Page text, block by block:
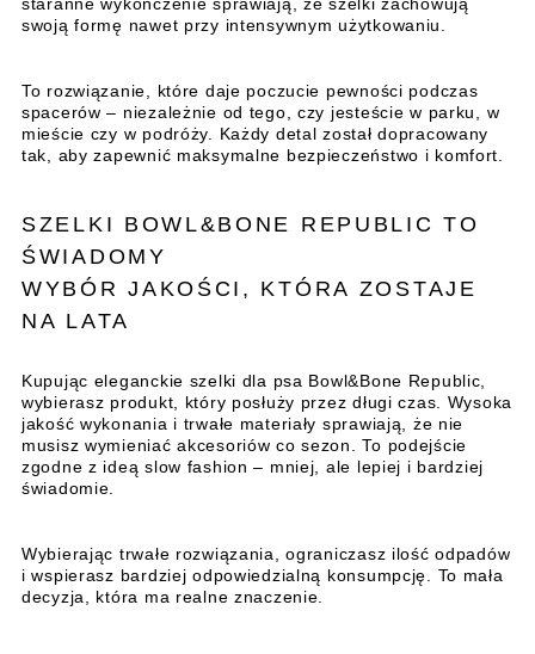
swoją formę nawet przy intensywnym użytkowaniu.
To rozwiązanie, które daje poczucie pewności podczas
spacerów – niezależnie od tego, czy jesteście w parku, w
mieście czy w podróży. Każdy detal został dopracowany
tak, aby zapewnić maksymalne bezpieczeństwo i komfort.
SZELKI BOWL&BONE REPUBLIC TO
ŚWIADOMY
WYBÓR JAKOŚCI, KTÓRA ZOSTAJE
NA LATA
Kupując eleganckie szelki dla psa Bowl&Bone Republic,
wybierasz produkt, który posłuży przez długi czas. Wysoka
jakość wykonania i trwałe materiały sprawiają, że nie
musisz wymieniać akcesoriów co sezon. To podejście
zgodne z ideą slow fashion – mniej, ale lepiej i bardziej
świadomie.
Wybierając trwałe rozwiązania, ograniczasz ilość odpadów
i wspierasz bardziej odpowiedzialną konsumpcję. To mała
decyzja, która ma realne znaczenie.